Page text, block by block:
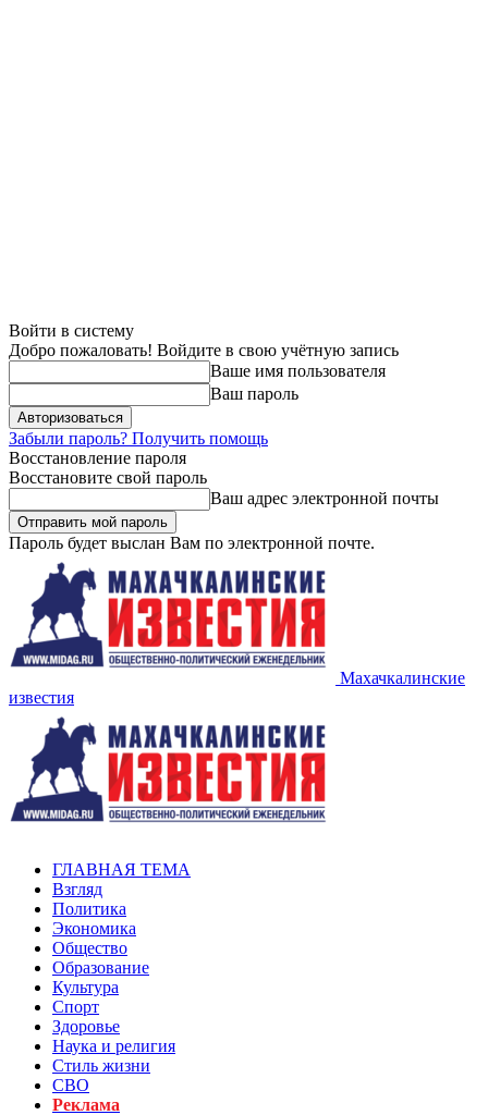
Войти в систему
Добро пожаловать! Войдите в свою учётную запись
Ваше имя пользователя
Ваш пароль
Забыли пароль? Получить помощь
Восстановление пароля
Восстановите свой пароль
Ваш адрес электронной почты
Пароль будет выслан Вам по электронной почте.
Махачкалинские
известия
ГЛАВНАЯ ТЕМА
Взгляд
Политика
Экономика
Общество
Образование
Культура
Спорт
Здоровье
Наука и религия
Стиль жизни
СВО
Реклама